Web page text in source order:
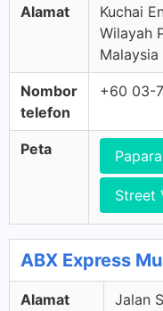
Alamat
Kuchai
Wilayah
Malaysia
Nombor
telefon
+60 03-
Peta
Street
ABX Express
Alamat
Jalan